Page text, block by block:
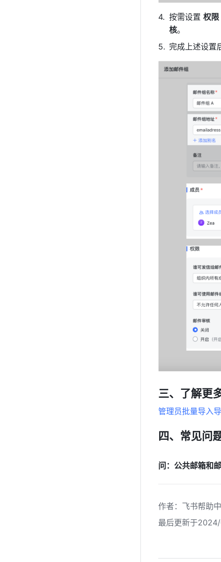
按需设置 权限
核。
完成上述设置
三、了解更
管理员批量导入
四、 常见问
问：公共邮箱和
作者 ： 飞书帮助
最后更新于